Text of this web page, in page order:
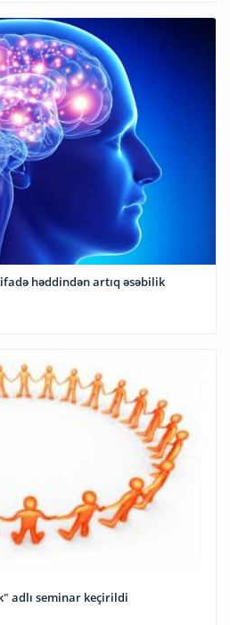
həddindən artıq əsəbilik
adlı seminar keçirildi